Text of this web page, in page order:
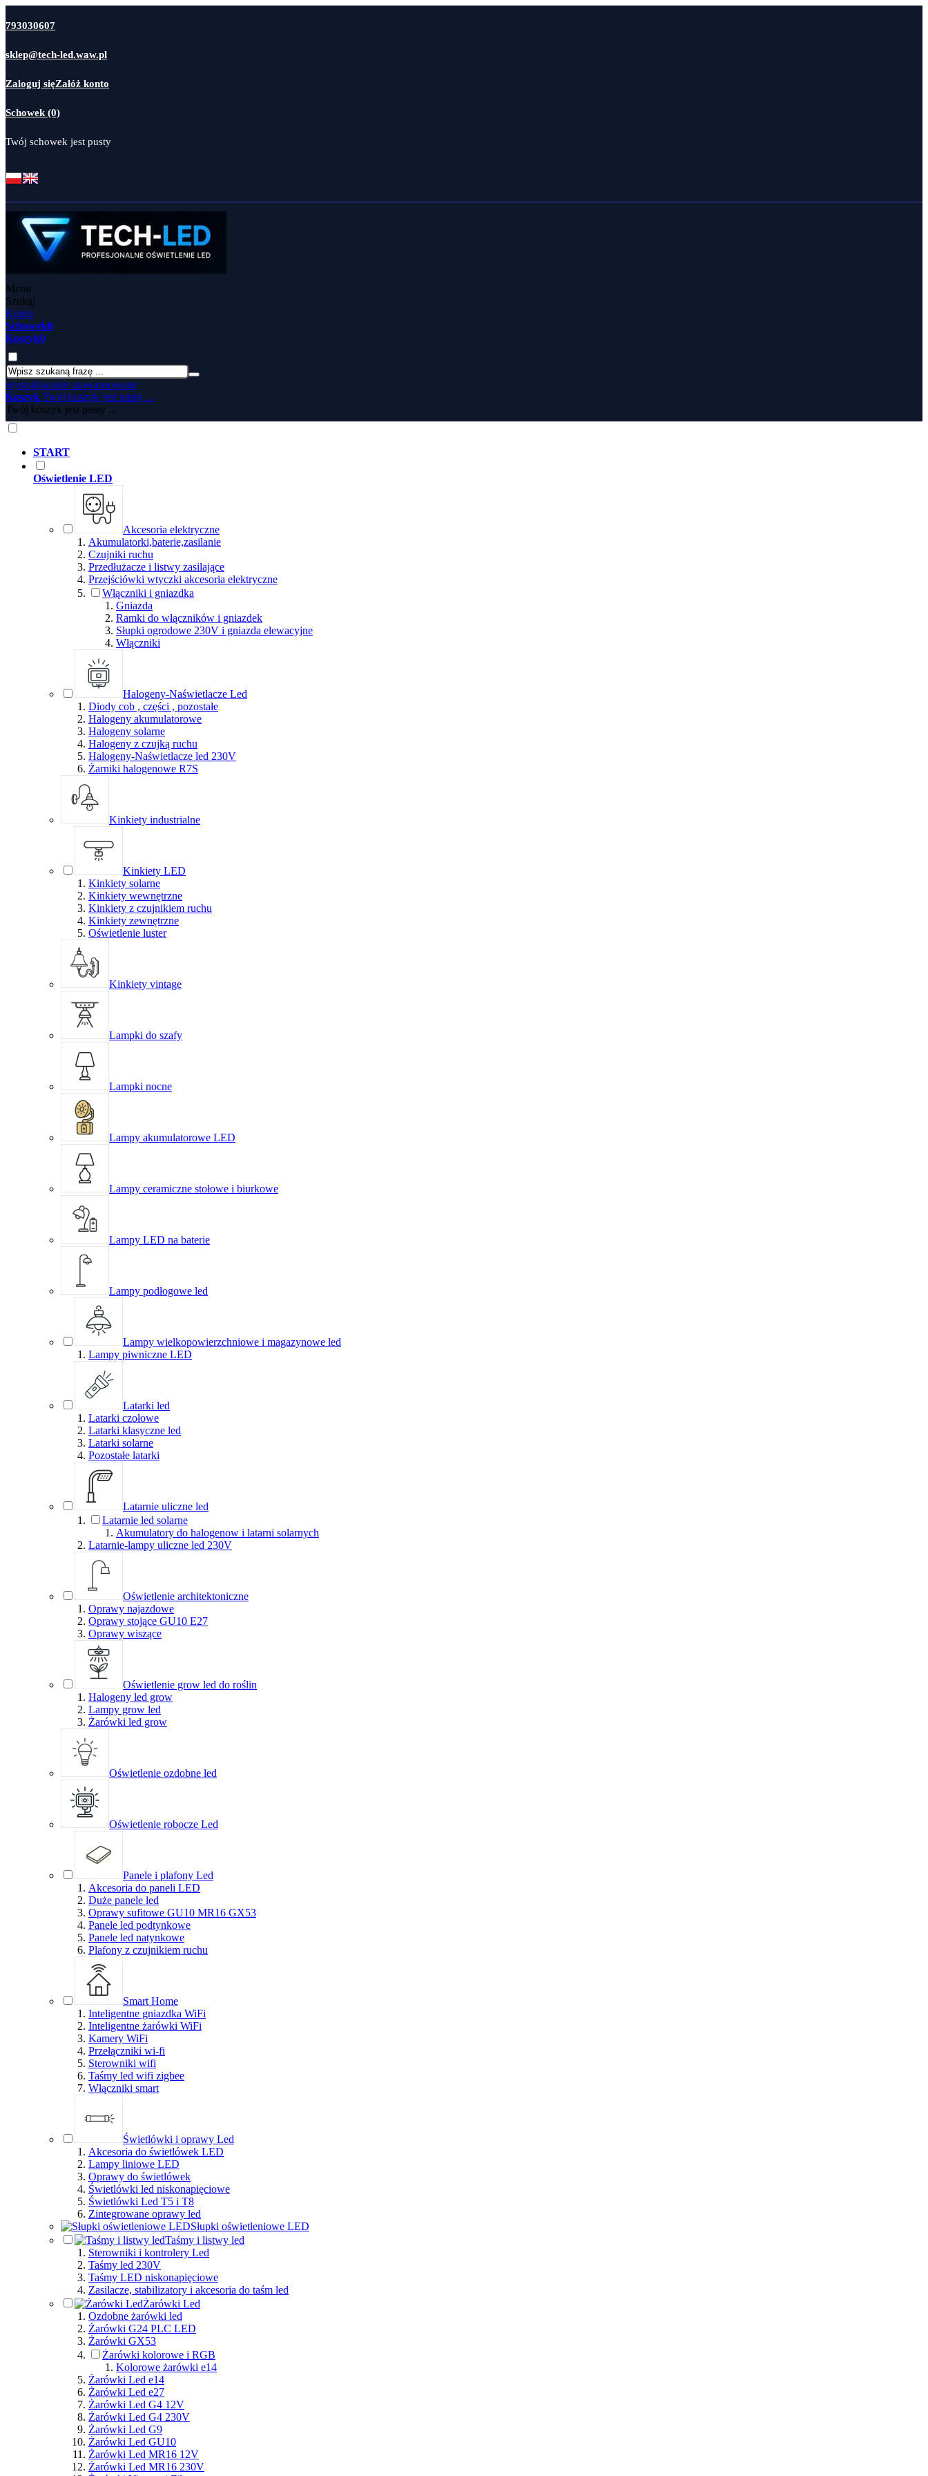
793030607
sklep@tech-led.waw.pl
Zaloguj sięZałóż konto
Schowek (0)
Twój schowek jest pusty
Menu
Szukaj
Konto
Schowek0
Koszyk0
wyszukiwanie zaawansowane
Koszyk Twój koszyk jest pusty ...
Twój koszyk jest pusty ...
START
Oświetlenie LED
Akcesoria elektryczne
Akumulatorki,baterie,zasilanie
Czujniki ruchu
Przedłużacze i listwy zasilające
Przejściówki wtyczki akcesoria elektryczne
Włączniki i gniazdka
Gniazda
Ramki do włączników i gniazdek
Słupki ogrodowe 230V i gniazda elewacyjne
Włączniki
Halogeny-Naświetlacze Led
Diody cob , części , pozostałe
Halogeny akumulatorowe
Halogeny solarne
Halogeny z czujką ruchu
Halogeny-Naświetlacze led 230V
Żarniki halogenowe R7S
Kinkiety industrialne
Kinkiety LED
Kinkiety solarne
Kinkiety wewnętrzne
Kinkiety z czujnikiem ruchu
Kinkiety zewnętrzne
Oświetlenie luster
Kinkiety vintage
Lampki do szafy
Lampki nocne
Lampy akumulatorowe LED
Lampy ceramiczne stołowe i biurkowe
Lampy LED na baterie
Lampy podłogowe led
Lampy wielkopowierzchniowe i magazynowe led
Lampy piwniczne LED
Latarki led
Latarki czołowe
Latarki klasyczne led
Latarki solarne
Pozostałe latarki
Latarnie uliczne led
Latarnie led solarne
Akumulatory do halogenow i latarni solarnych
Latarnie-lampy uliczne led 230V
Oświetlenie architektoniczne
Oprawy najazdowe
Oprawy stojące GU10 E27
Oprawy wiszące
Oświetlenie grow led do roślin
Halogeny led grow
Lampy grow led
Żarówki led grow
Oświetlenie ozdobne led
Oświetlenie robocze Led
Panele i plafony Led
Akcesoria do paneli LED
Duże panele led
Oprawy sufitowe GU10 MR16 GX53
Panele led podtynkowe
Panele led natynkowe
Plafony z czujnikiem ruchu
Smart Home
Inteligentne gniazdka WiFi
Inteligentne żarówki WiFi
Kamery WiFi
Przełączniki wi-fi
Sterowniki wifi
Taśmy led wifi zigbee
Włączniki smart
Świetlówki i oprawy Led
Akcesoria do świetlówek LED
Lampy liniowe LED
Oprawy do świetlówek
Świetlówki led niskonapięciowe
Świetlówki Led T5 i T8
Zintegrowane oprawy led
Słupki oświetleniowe LED
Taśmy i listwy led
Sterowniki i kontrolery Led
Taśmy led 230V
Taśmy LED niskonapięciowe
Zasilacze, stabilizatory i akcesoria do taśm led
Żarówki Led
Ozdobne żarówki led
Żarówki G24 PLC LED
Żarówki GX53
Żarówki kolorowe i RGB
Kolorowe żarówki e14
Żarówki Led e14
Żarówki Led e27
Żarówki Led G4 12V
Żarówki Led G4 230V
Żarówki Led G9
Żarówki Led GU10
Żarówki Led MR16 12V
Żarówki Led MR16 230V